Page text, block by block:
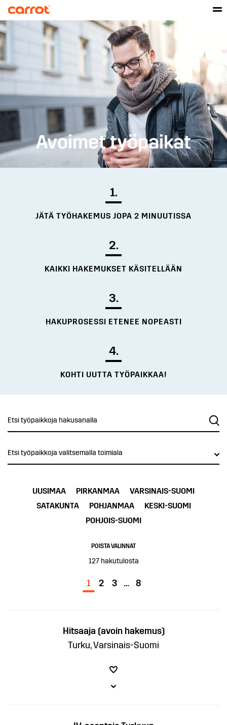
Avoimet työpaikat
1.
JÄTÄ TYÖHAKEMUS JOPA 2 MINUUTISSA
2.
KAIKKI HAKEMUKSET KÄSITELLÄÄN
3.
HAKUPROSESSI ETENEE NOPEASTI
4.
KOHTI UUTTA TYÖPAIKKAA!
Etsi työpaikkoja valitsemalla toimiala
UUSIMAA PIRKANMAA
VARSINAIS-SUOMI
SATAKUNTA
POHJANMAA
KESKI-SUOMI
POHJOIS-SUOMI
POISTA VALINNAT
127hakutulosta
1 2 3 … 8
Hitsaaja (avoin hakemus)
Turku, Varsinais-Suomi